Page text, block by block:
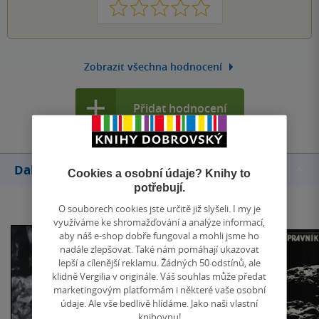
1 2 3 4 5
Zobrazit všechna hodnocení
Přidat hodnocení
Další knihy autoraCookies a osobní údaje? Knihy to
potřebují.
O souborech cookies jste určitě již slyšeli. I my je
využíváme ke shromažďování a analýze informací,
aby náš e-shop dobře fungoval a mohli jsme ho
nadále zlepšovat. Také nám pomáhají ukazovat
lepší a cílenější reklamu. Žádných 50 odstínů, ale
klidně Vergilia v originále. Váš souhlas může předat
marketingovým platformám i některé vaše osobní
údaje. Ale vše bedlivě hlídáme. Jako naši vlastní